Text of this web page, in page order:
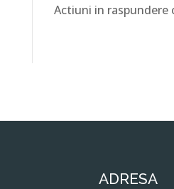
Actiuni in raspundere
ADRESA